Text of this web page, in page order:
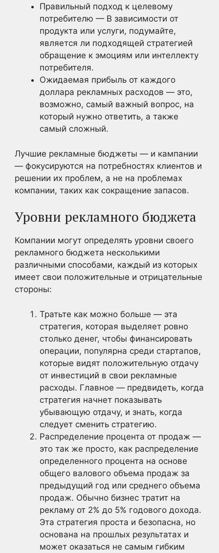
Правильный подход к целевому
потребителю — В зависимости от
продукта или услуги, подумайте,
является ли подходящей стратегией
обращение к эмоциям или интеллекту
потребителя.
Ожидаемая прибыль от каждого
доллара рекламных расходов — это,
возможно, самый важный вопрос, на
который нужно ответить, а также
самый сложный.
Лучшие рекламные бюджеты — и кампании
— фокусируются на потребностях клиентов и
решении их проблем, а не на проблемах
компании, таких как сокращение запасов.
Уровни рекламного бюджета
Компании могут определять уровни своего
рекламного бюджета несколькими
различными способами, каждый из которых
имеет свои положительные и отрицательные
стороны:
Тратьте как можно больше — эта
стратегия, которая выделяет ровно
столько денег, чтобы финансировать
операции, популярна среди стартапов,
которые видят положительную отдачу
от инвестиций в свои рекламные
расходы. Главное — предвидеть, когда
стратегия начнет показывать
убывающую отдачу, и знать, когда
следует сменить стратегию.
Распределение процента от продаж —
это так же просто, как распределение
определенного процента на основе
общего валового объема продаж за
предыдущий год или среднего объема
продаж. Обычно бизнес тратит на
рекламу от 2% до 5% годового дохода.
Эта стратегия проста и безопасна, но
основана на прошлых результатах и
может оказаться не самым гибким